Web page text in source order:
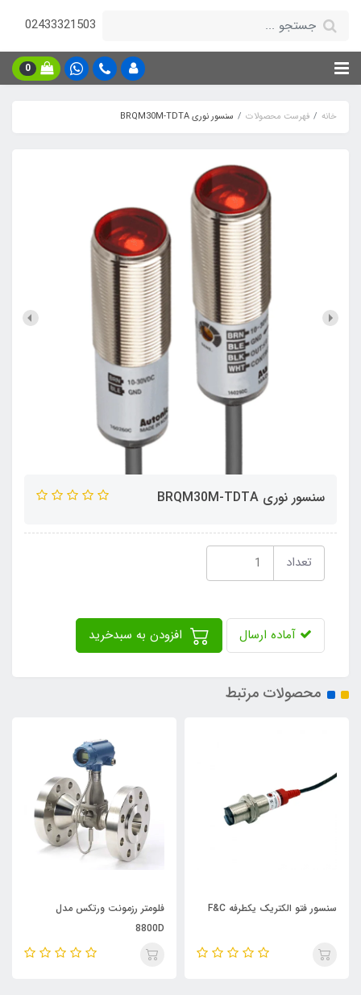
02433321503
0
خانه فهرست محصولات سنسور نوری BRQM30M-TDTA
سنسور نوری BRQM30M-TDTA
تعداد
آماده ارسال
محصولات مرتبط
سنسور فتو الکتریک یکطرفه F&C
فلومتر رزمونت ورتکس مدل
8800D